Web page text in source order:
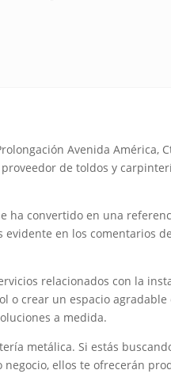
Avenida América,
de toldos y
ha convertido en una
en los comentarios
relacionados con la
o crear un espacio
a medida.
metálica. Si estás
ellos te ofrecerán